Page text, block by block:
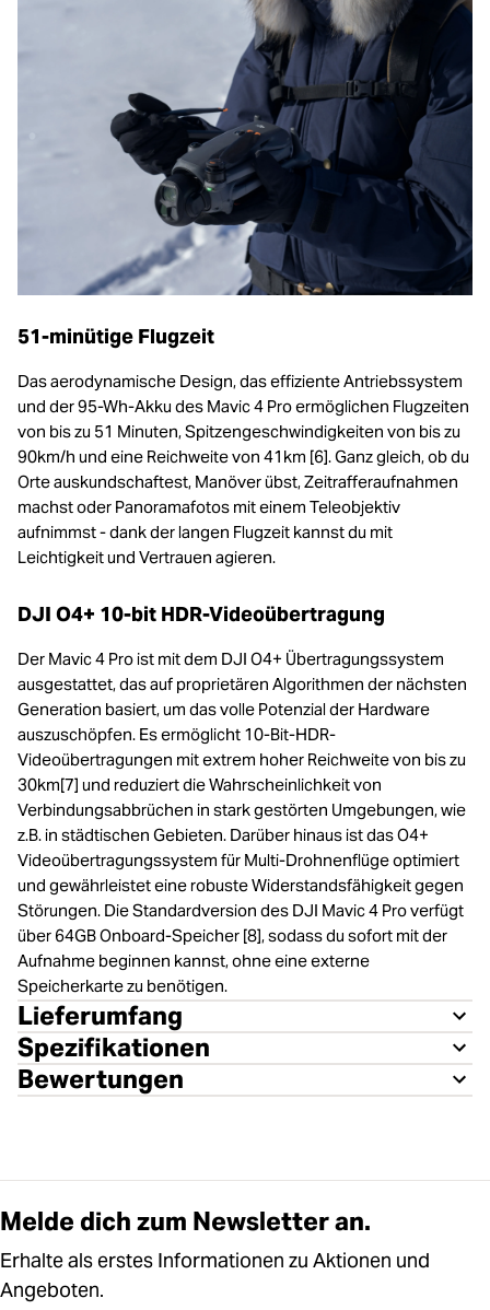
51-minütige Flugzeit
Das aerodynamische Design, das effiziente Antriebssystem
und der 95-Wh-Akku des Mavic 4 Pro ermöglichen Flugzeiten
von bis zu 51 Minuten, Spitzengeschwindigkeiten von bis zu
90km/h und eine Reichweite von 41km [6]. Ganz gleich, ob du
Orte auskundschaftest, Manöver übst, Zeitrafferaufnahmen
machst oder Panoramafotos mit einem Teleobjektiv
aufnimmst - dank der langen Flugzeit kannst du mit
Leichtigkeit und Vertrauen agieren.
DJI O4+ 10-bit HDR-Videoübertragung
Der Mavic 4 Pro ist mit dem DJI O4+ Übertragungssystem
ausgestattet, das auf proprietären Algorithmen der nächsten
Generation basiert, um das volle Potenzial der Hardware
auszuschöpfen. Es ermöglicht 10-Bit-HDR-
Videoübertragungen mit extrem hoher Reichweite von bis zu
30km[7] und reduziert die Wahrscheinlichkeit von
Verbindungsabbrüchen in stark gestörten Umgebungen, wie
z.B. in städtischen Gebieten. Darüber hinaus ist das O4+
Videoübertragungssystem für Multi-Drohnenflüge optimiert
und gewährleistet eine robuste Widerstandsfähigkeit gegen
Störungen. Die Standardversion des DJI Mavic 4 Pro verfügt
über 64GB Onboard-Speicher [8], sodass du sofort mit der
Aufnahme beginnen kannst, ohne eine externe
Speicherkarte zu benötigen.
Lieferumfang
Spezifikationen
Bewertungen
Melde dich zum Newsletter an.
Erhalte als erstes Informationen zu Aktionen und
Angeboten.